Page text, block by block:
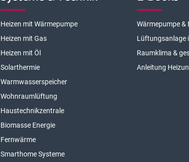
Heizen mit Wärmepumpe
Heizen mit Gas
Heizen mit Öl
Solarthermie
Warmwasserspeicher
Wohnraumlüftung
Haustechnikzentrale
Biomasse Energie
Fernwärme
Smarthome Systeme
Wärmepumpe &
Lüftungsanlage
Raumklima &
Anleitung